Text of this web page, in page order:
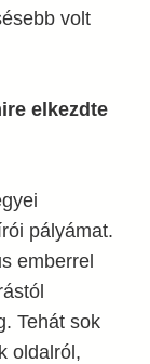
volt
elkezdte
pályámat.
emberrel
Tehát sok
oldalról,